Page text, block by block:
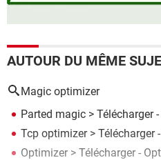
AUTOUR DU MÊME
Magic optimizer
Parted magic > Télécharger
Tcp optimizer> Télécharger
Optimizer > Télécharger -